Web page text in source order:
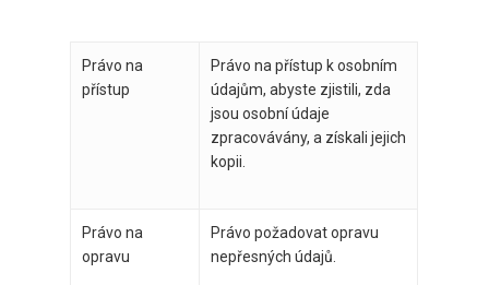
Právo na
přístup
Právo na přístup k osobním
údajům, abyste zjistili, zda
jsou osobní údaje
zpracovávány, a získali jejich
kopii.
Právo na
opravu
Právo požadovat opravu
nepřesných údajů.